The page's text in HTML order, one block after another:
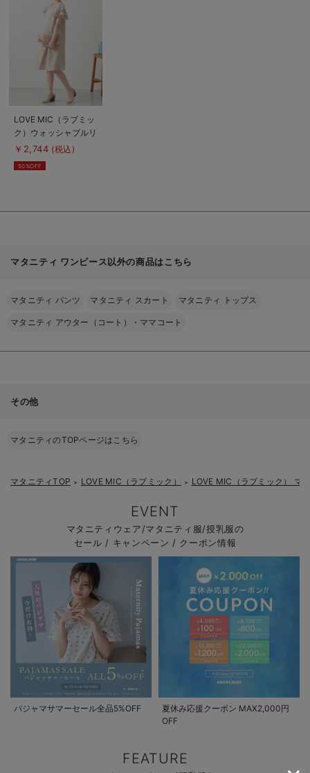
商
品
詳
を
見
る
LOVE MIC（ラブミッ
ク）ウォッシャブルリ
ネンライクフリルスリ
ニティ・授乳服【出産
￥2,744 (税込)
50%OFF
マタニティ ワンピース以外の商品はこちら
マタニティ パンツ マタニティ スカート マタニティ トップス
マタニティ アウター（コート）・ママコート
その他
マタニティのTOPページはこちら
マタニティTOP ＞ LOVE MIC（ラブミック） ＞ LOVE MIC（ラブミック） マ
EVENT
マタニティウェア/マタニティ服/授乳服の
セール / キャンペーン / クーポン情報
パジャマサマーセール全品5%OFF
夏休み応援クーポン MAX2,000円
OFF
FEATURE